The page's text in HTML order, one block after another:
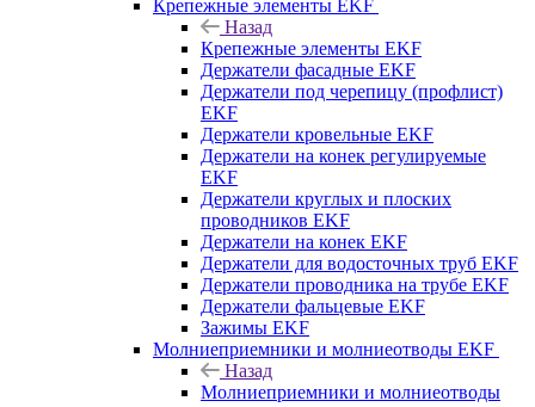
Крепежные элементы EKF
Назад
Крепежные элементы EKF
Держатели фасадные EKF
Держатели под черепицу (профлист)
EKF
Держатели кровельные EKF
Держатели на конек регулируемые
EKF
Держатели круглых и плоских
проводников EKF
Держатели на конек EKF
Держатели для водосточных труб EKF
Держатели проводника на трубе EKF
Держатели фальцевые EKF
Зажимы EKF
Молниеприемники и молниеотводы EKF
Назад
Молниеприемники и молниеотводы